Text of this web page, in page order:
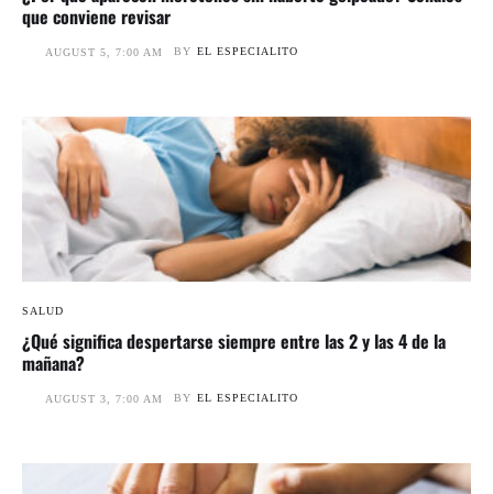
que conviene revisar
AUGUST 5, 7:00 AM BY EL ESPECIALITO
SALUD
¿Qué significa despertarse siempre entre las 2 y las 4 de la
mañana?
AUGUST 3, 7:00 AM BY EL ESPECIALITO